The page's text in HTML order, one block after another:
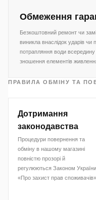
Обмеження
Безкоштовний ремонт чи
виникла внаслідок ударів чи
потрапляння води всередину
зношення елементів
ПРАВИЛА ОБМІНУ ТА
Дотримання
законодавства
Процедури повернення та
обміну в нашому магазині
повністю прозорі й
регулюються Законом України
«Про захист прав споживачів».